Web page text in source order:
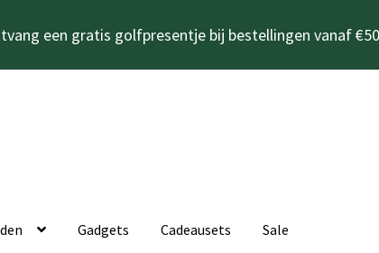
een gratis golfpresentje bij bestellingen vanaf
Gadgets Cadeausets Sale